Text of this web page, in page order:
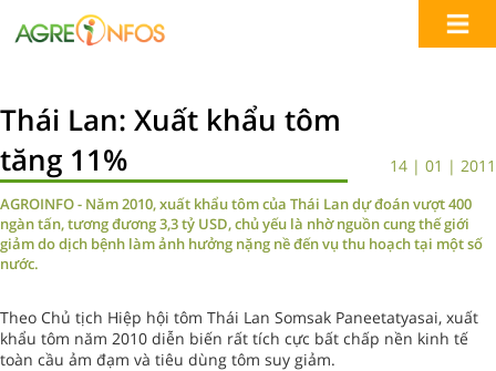
Thái Lan: Xuất khẩu tôm
tăng 11%
14 | 01 | 2011
AGROINFO - Năm 2010, xuất khẩu tôm của Thái Lan dự đoán vượt 400
ngàn tấn, tương đương 3,3 tỷ USD, chủ yếu là nhờ nguồn cung thế giới
giảm do dịch bệnh làm ảnh hưởng nặng nề đến vụ thu hoạch tại một số
nước.
Theo Chủ tịch Hiệp hội tôm Thái Lan Somsak Paneetatyasai, xuất
khẩu tôm năm 2010 diễn biến rất tích cực bất chấp nền kinh tế
toàn cầu ảm đạm và tiêu dùng tôm suy giảm.